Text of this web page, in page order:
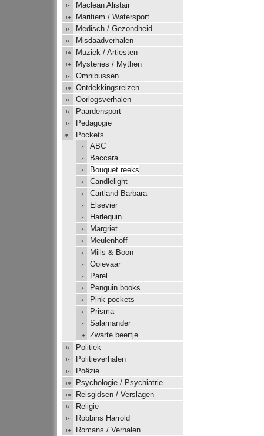
Maclean Alistair
Maritiem / Watersport
Medisch / Gezondheid
Misdaadverhalen
Muziek / Artiesten
Mysteries / Mythen
Omnibussen
Ontdekkingsreizen
Oorlogsverhalen
Paardensport
Pedagogie
Pockets
ABC
Baccara
Bouquet reeks
Candlelight
Cartland Barbara
Elsevier
Harlequin
Margriet
Meulenhoff
Mills & Boon
Ooievaar
Parel
Penguin books
Pink pockets
Prisma
Salamander
Zwarte beertje
Politiek
Politieverhalen
Poëzie
Psychologie / Psychiatrie
Reisgidsen / Verslagen
Religie
Robbins Harrold
Romans / Verhalen